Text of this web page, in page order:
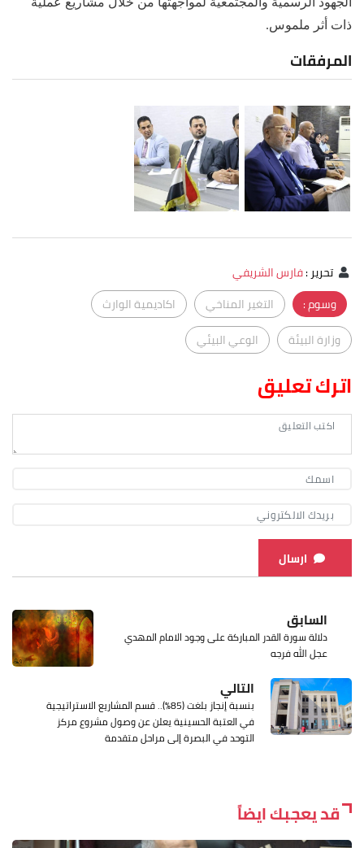
ذات أثر ملموس.
المرفقات
تحرير:فارس الشريفي
وسوم :
التغير المناخي
اكاديمية الوارث
وزارة البيئة
الوعي البيئي
اترك تعليق
ارسال
السابق
دلالة سورة القدر المباركة على وجود الامام المهدي
عجل الله فرجه
التالي
بنسبة إنجاز بلغت (85٪؜).. قسم المشاريع الاستراتيجية
في العتبة الحسينية يعلن عن وصول مشروع مركز
التوحد في البصرة إلى مراحل متقدمة
قد يعجبك ايضاً